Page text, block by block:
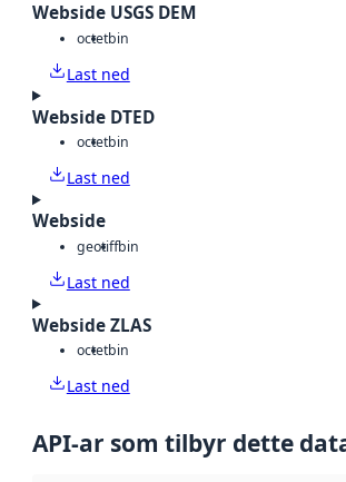
Webside USGS DEM
octetbin
Last ned
Webside DTED
octetbin
Last ned
Webside
geotiffbin
Last ned
Webside ZLAS
octetbin
Last ned
API-ar som tilbyr dette